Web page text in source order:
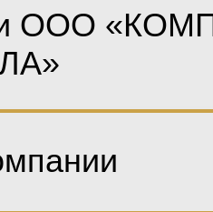
ООО